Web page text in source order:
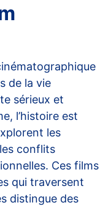
de la vie
sérieux et
l’histoire est
les
conflits
Ces films
qui traversent
distingue des